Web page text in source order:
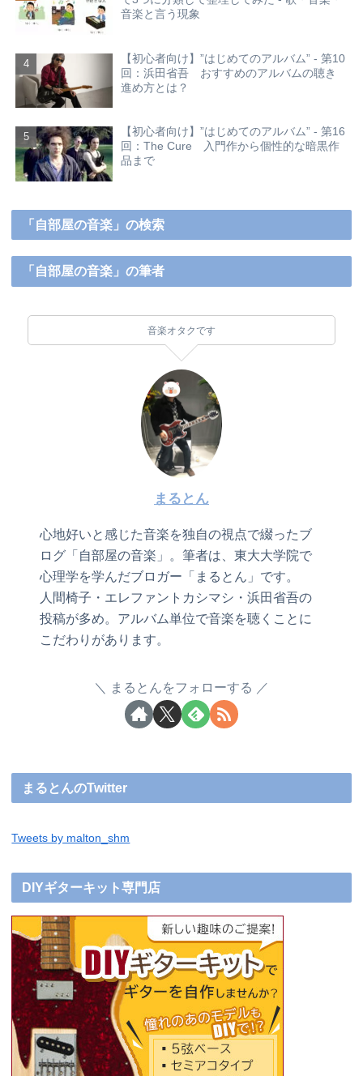
音楽と言う現象
【初心者向け】”はじめてのアルバム” - 第10
回：浜田省吾 おすすめのアルバムの聴き
進め方とは？
【初心者向け】”はじめてのアルバム” - 第16
回：The Cure 入門作から個性的な暗黒作
品まで
「自部屋の音楽」の検索
「自部屋の音楽」の筆者
音楽オタクです
まるとん
心地好いと感じた音楽を独自の視点で綴ったブ
ログ「自部屋の音楽」。筆者は、東大大学院で
心理学を学んだブロガー「まるとん」です。
人間椅子・エレファントカシマシ・浜田省吾の
投稿が多め。アルバム単位で音楽を聴くことに
こだわりがあります。
まるとんをフォローする
まるとんのTwitter
Tweets by malton_shm
DIYギターキット専門店